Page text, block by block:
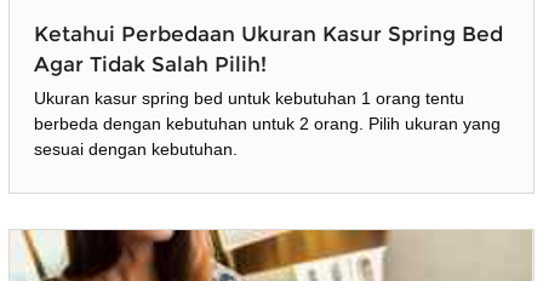
Ketahui Perbedaan Ukuran Kasur Spring Bed
Agar Tidak Salah Pilih!
Ukuran kasur spring bed untuk kebutuhan 1 orang tentu
berbeda dengan kebutuhan untuk 2 orang. Pilih ukuran yang
sesuai dengan kebutuhan.